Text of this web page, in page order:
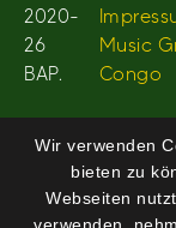
2020-
26
BAP.
Music
Congo
Wir verwenden
bieten zu
Webseiten
verwenden,